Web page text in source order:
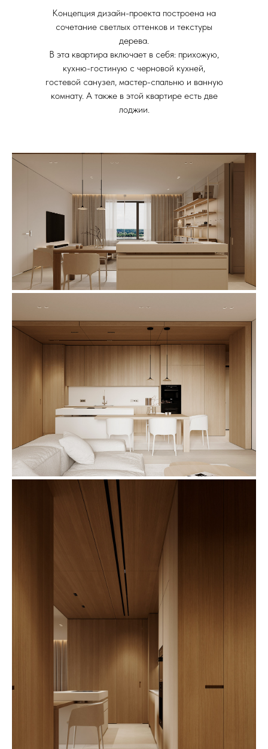
Концепция дизайн-проекта построена на
сочетание светлых оттенков и текстуры
дерева.
В эта квартира включает в себя: прихожую,
кухню-гостиную с черновой кухней,
гостевой санузел, мастер-спальню и ванную
комнату. А также в этой квартире есть две
лоджии.